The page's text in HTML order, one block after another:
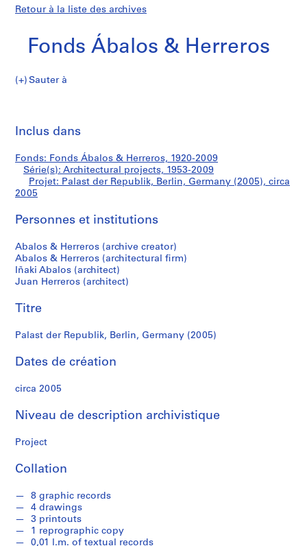
Retour à la liste des archives
Fonds Ábalos & Herreros
Sauter à
d
s
Á
a
o
&
H
e
r
r
s
é
i
(
s
)
:
A
der
Republik,
Berlin,
Germany
(2005)
Inclus dans
Fonds: Fonds Ábalos & Herreros, 1920-2009
Série(s): Architectural projects, 1953-2009
Projet: Palast der Republik, Berlin, Germany (2005), circa
2005
Personnes et institutions
Abalos & Herreros (archive creator)
Abalos & Herreros (architectural firm)
Iñaki Abalos (architect)
Juan Herreros (architect)
Titre
Palast der Republik, Berlin, Germany (2005)
Dates de création
circa 2005
Niveau de description archivistique
Project
Collation
8 graphic records
4 drawings
3 printouts
1 reprographic copy
0,01 l.m. of textual records